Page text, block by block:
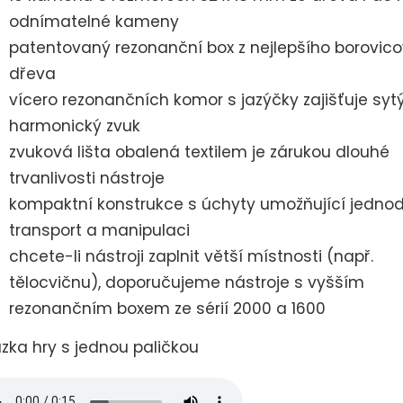
odnímatelné kameny
patentovaný rezonanční box z nejlepšího
dřeva
vícero rezonančních komor s jazýčky zajišťuje
harmonický zvuk
zvuková lišta obalená textilem je zárukou dlouhé
trvanlivosti nástroje
kompaktní konstrukce s úchyty umožňující
transport a manipulaci
chcete-li nástroji zaplnit větší místnosti (např.
tělocvičnu), doporučujeme nástroje s vyšším
rezonančním boxem ze sérií 2000 a 1600
hry s jednou paličkou